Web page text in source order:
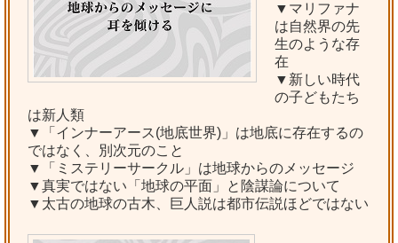
▼マリファナ
は自然界の先
生のような存
在
▼新しい時代
の子どもたち
は新人類
▼「インナーアース(地底世界)」は地底に存在するの
ではなく、別次元のこと
▼「ミステリーサークル」は地球からのメッセージ
▼真実ではない「地球の平面」と陰謀論について
▼太古の地球の古木、巨人説は都市伝説ほどではない